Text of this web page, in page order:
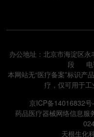
办公地址：北京市海淀区
段 电
本网站无“医疗备案”标识产
疗，仅可用于工
京ICP备14016832号
药品医疗器械网络信息服
天根生化